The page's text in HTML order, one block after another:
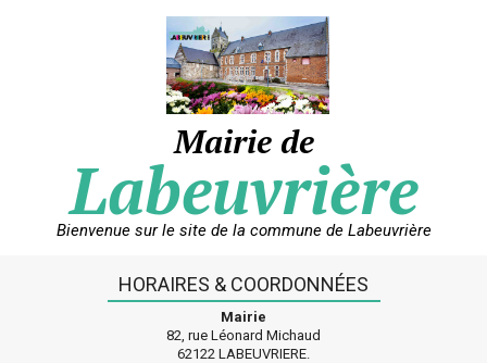
Mairie de
Labeuvrière
Bienvenue sur le site de la commune de Labeuvrière
HORAIRES & COORDONNÉES
Mairie
82, rue Léonard Michaud
62122 LABEUVRIERE.